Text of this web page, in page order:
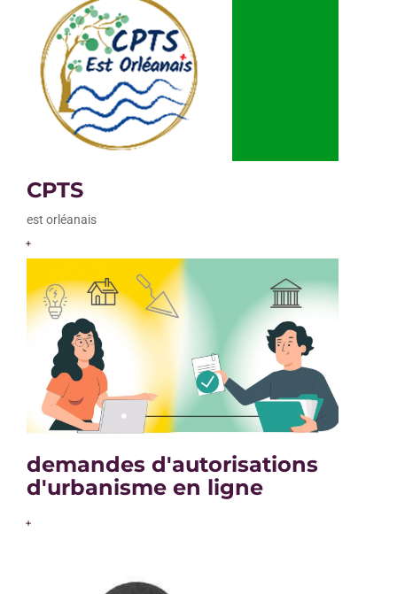
CPTS
est orléanais
+
demandes d'autorisations
d'urbanisme en ligne
+